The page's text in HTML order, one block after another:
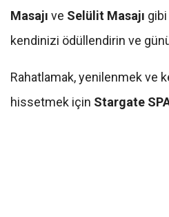
Masajı ve Selülit Masajı
kendinizi ödüllendirin ve
Rahatlamak, yenilenmek ve
hissetmek için Stargate